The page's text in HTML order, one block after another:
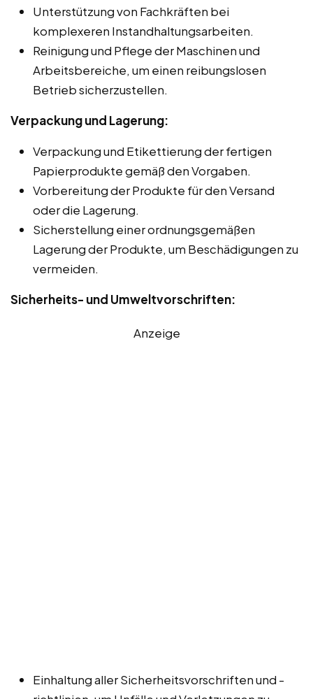
Unterstützung von Fachkräften bei
komplexeren Instandhaltungsarbeiten.
Reinigung und Pflege der Maschinen und
Arbeitsbereiche, um einen reibungslosen
Betrieb sicherzustellen.
Verpackung und Lagerung:
Verpackung und Etikettierung der fertigen
Papierprodukte gemäß den Vorgaben.
Vorbereitung der Produkte für den Versand
oder die Lagerung.
Sicherstellung einer ordnungsgemäßen
Lagerung der Produkte, um Beschädigungen zu
vermeiden.
Sicherheits- und Umweltvorschriften:
Anzeige
Einhaltung aller Sicherheitsvorschriften und -